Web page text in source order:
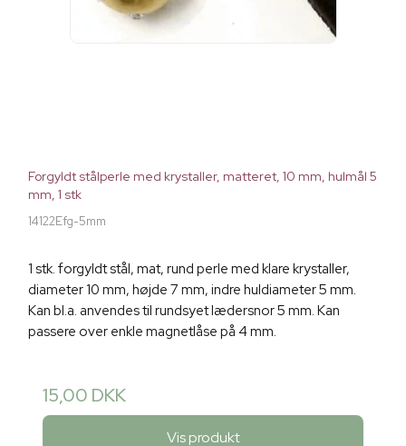
Forgyldt stålperle med krystaller, matteret, 10 mm, hulmål 5
mm, 1 stk
14122Efg-5mm
1 stk. forgyldt stål, mat, rund perle med klare krystaller,
diameter 10 mm, højde 7 mm, indre huldiameter 5 mm.
Kan bl.a. anvendes til rundsyet lædersnor 5 mm. Kan
passere over enkle magnetlåse på 4 mm.
15,00 DKK
Vis produkt